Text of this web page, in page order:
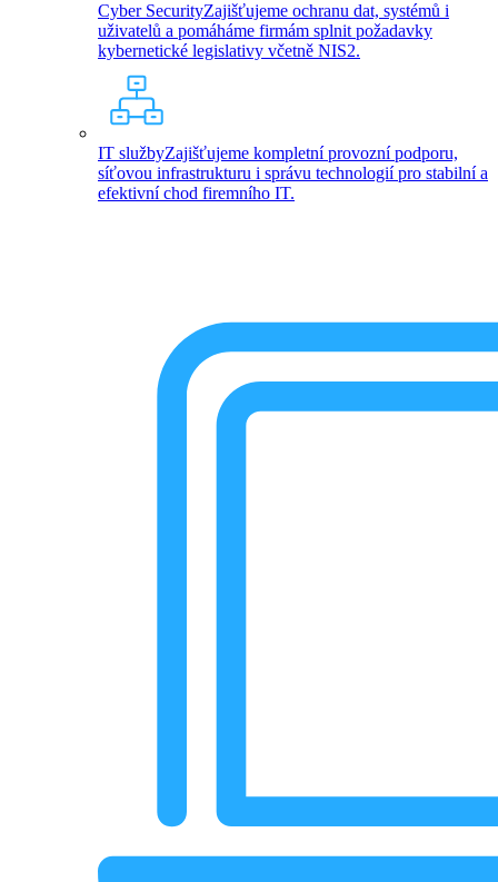
Cyber SecurityZajišťujeme ochranu dat, systémů i
uživatelů a pomáháme firmám splnit požadavky
kybernetické legislativy včetně NIS2.
IT službyZajišťujeme kompletní provozní podporu,
síťovou infrastrukturu i správu technologií pro stabilní a
efektivní chod firemního IT.